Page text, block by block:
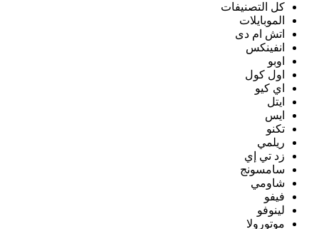
كل التصنيفات
الموبايلات
اتش ام دى
انفينكس
اوبو
اول كول
اي كيو
ايتل
ايس
تكنو
ريلمي
زد تي إي
سامسونج
شاومي
فيفو
لينوفو
موتورولا